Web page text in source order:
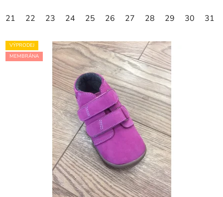
21 22 23 24 25 26 27 28 29 30 31
VÝPRODEJ
MEMBRÁNA